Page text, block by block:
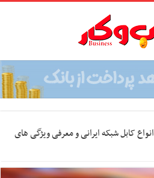
انواع کابل شبکه ایرانی و معرفی ویژگی های